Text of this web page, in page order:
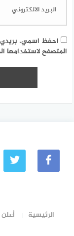
احفظ اسمي، بريدي
المتصفح لاستخدامها
الرئيسية